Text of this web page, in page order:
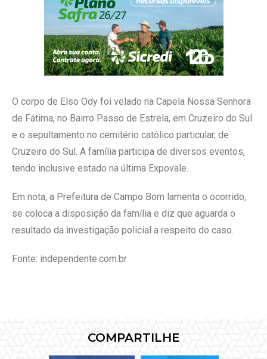
O corpo de Elso Ody foi velado na Capela Nossa Senhora
de Fátima, no Bairro Passo de Estrela, em Cruzeiro do Sul
e o sepultamento no cemitério católico particular, de
Cruzeiro do Sul. A família participa de diversos eventos,
tendo inclusive estado na última Expovale.
Em nota, a Prefeitura de Campo Bom lamenta o ocorrido,
se coloca a disposição da família e diz que aguarda o
resultado da investigação policial a respeito do caso.
Fonte: independente.com.br
COMPARTILHE